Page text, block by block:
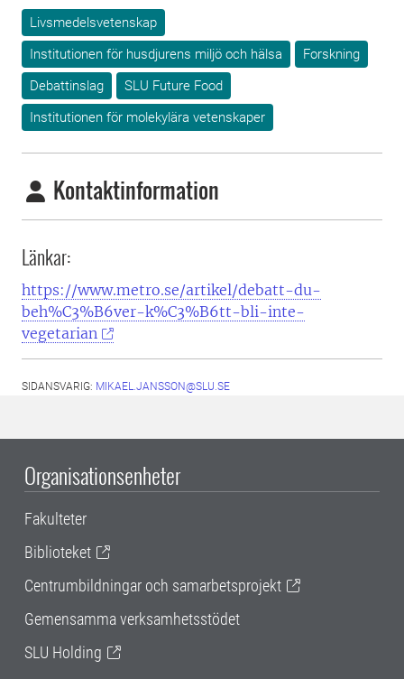
Livsmedelsvetenskap
Institutionen för husdjurens miljö och hälsa
Forskning
Debattinslag
SLU Future Food
Institutionen för molekylära vetenskaper
Kontaktinformation
Länkar:
https://www.metro.se/artikel/debatt-du-
beh%C3%B6ver-k%C3%B6tt-bli-inte-
vegetarian
SIDANSVARIG: MIKAEL.JANSSON@SLU.SE
Organisationsenheter
Fakulteter
Biblioteket
Centrumbildningar och samarbetsprojekt
Gemensamma verksamhetsstödet
SLU Holding